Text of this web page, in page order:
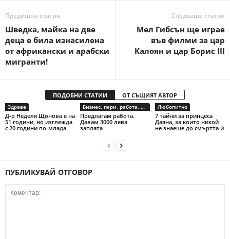
Предишна статия
Шведка, майка на две
деца е била изнасилена
от африкански и арабски
мигранти!
Следваща статия
Мел Гибсън ще играе
във филми за цар
Калоян и цар Борис III
ПОДОБНИ СТАТИИ ОТ СЪЩИЯТ АВТОР
Здраве
Д-р Неделя Щонова е на
51 години, но изглежда
с 20 години по-млада
Бизнес, пари, работа, предприемачество
Предлагам работа.
Давам 3000 лева
заплата
Любопитно
7 тайни за принцеса
Даяна, за които никой
не знаеше до смъртта ѝ
ПУБЛИКУВАЙ ОТГОВОР